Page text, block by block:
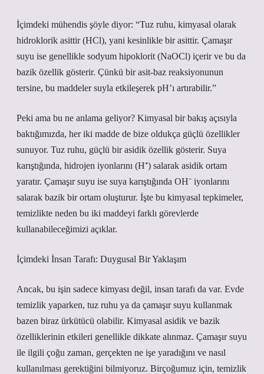
İçimdeki mühendis şöyle diyor: “Tuz ruhu, kimyasal olarak
hidroklorik asittir (HCl), yani kesinlikle bir asittir. Çamaşır
suyu ise genellikle sodyum hipoklorit (NaOCl) içerir ve bu da
bazik özellik gösterir. Çünkü bir asit-baz reaksiyonunun
tersine, bu maddeler suyla etkileşerek pH’ı artırabilir.”
Peki ama bu ne anlama geliyor? Kimyasal bir bakış açısıyla
baktığımızda, her iki madde de bize oldukça güçlü özellikler
sunuyor. Tuz ruhu, güçlü bir asidik özellik gösterir. Suya
karıştığında, hidrojen iyonlarını (H⁺) salarak asidik ortam
yaratır. Çamaşır suyu ise suya karıştığında OH⁻ iyonlarını
salarak bazik bir ortam oluşturur. İşte bu kimyasal tepkimeler,
temizlikte neden bu iki maddeyi farklı görevlerde
kullanabileceğimizi açıklar.
İçimdeki İnsan Tarafı: Duygusal Bir Yaklaşım
Ancak, bu işin sadece kimyası değil, insan tarafı da var. Evde
temizlik yaparken, tuz ruhu ya da çamaşır suyu kullanmak
bazen biraz ürkütücü olabilir. Kimyasal asidik ve bazik
özelliklerinin etkileri genellikle dikkate alınmaz. Çamaşır suyu
ile ilgili çoğu zaman, gerçekten ne işe yaradığını ve nasıl
kullanılması gerektiğini bilmiyoruz. Birçoğumuz için, temizlik